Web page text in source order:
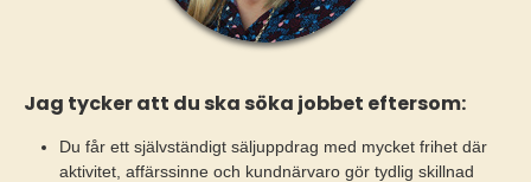
Jag tycker att du ska söka jobbet eftersom:
Du får ett självständigt säljuppdrag med mycket frihet där
aktivitet, affärssinne och kundnärvaro gör tydlig skillnad